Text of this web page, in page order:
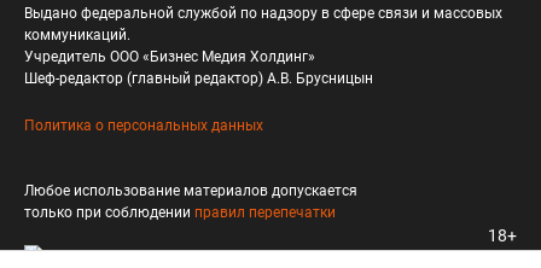
Выдано федеральной службой по надзору в сфере связи и массовых
коммуникаций.
Учредитель ООО «Бизнес Медия Холдинг»
Шеф-редактор (главный редактор) А.В. Брусницын
Политика о персональных данных
Любое использование материалов допускается
только при соблюдении правил перепечатки
18+